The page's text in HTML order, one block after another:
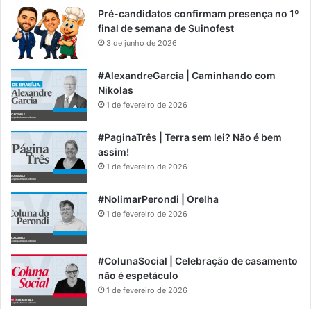
Pré-candidatos confirmam presença no 1º
final de semana de Suinofest
3 de junho de 2026
#AlexandreGarcia | Caminhando com
Nikolas
1 de fevereiro de 2026
#PaginaTrês | Terra sem lei? Não é bem
assim!
1 de fevereiro de 2026
#NolimarPerondi | Orelha
1 de fevereiro de 2026
#ColunaSocial | Celebração de casamento
não é espetáculo
1 de fevereiro de 2026